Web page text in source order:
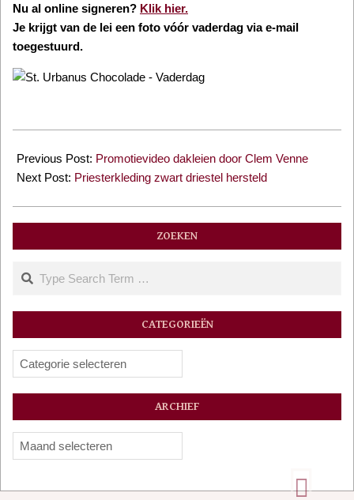
Nu al online signeren? Klik hier.
Je krijgt van de lei een foto vóór vaderdag via e-mail
toegestuurd.
05-
21
Previous Post: Promotievideo dakleien door Clem Venne
Next Post: Priesterkleding zwart driestel hersteld
ZOEKEN
Search
CATEGORIEËN
Categorieën
ARCHIEF
Archief